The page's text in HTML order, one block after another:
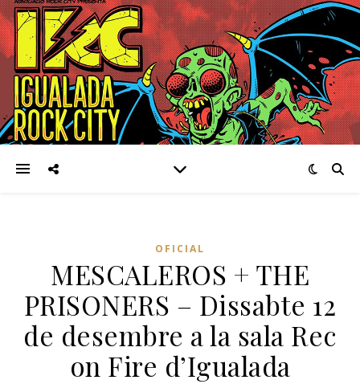
OFICIAL
MESCALEROS + THE
PRISONERS – Dissabte 12
de desembre a la sala Rec
on Fire d’Igualada